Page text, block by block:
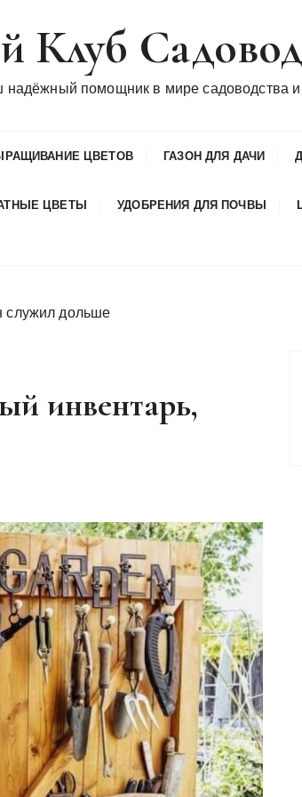
Клуб
помощник в мире садоводства и
ЦВЕТОВ ГАЗОН ДЛЯ ДАЧИ
ЦВЕТЫ УДОБРЕНИЯ ДЛЯ ПОЧВЫ
служил дольше
инвентарь,